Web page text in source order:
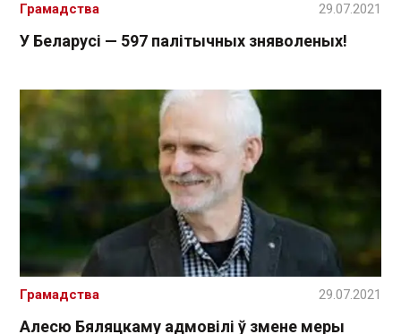
У Беларусі — 597 палітычных зняволеных!
Грамадства 29.07.2021
Алесю Бяляцкаму адмовілі ў змене меры
Грамадства 29.07.2021